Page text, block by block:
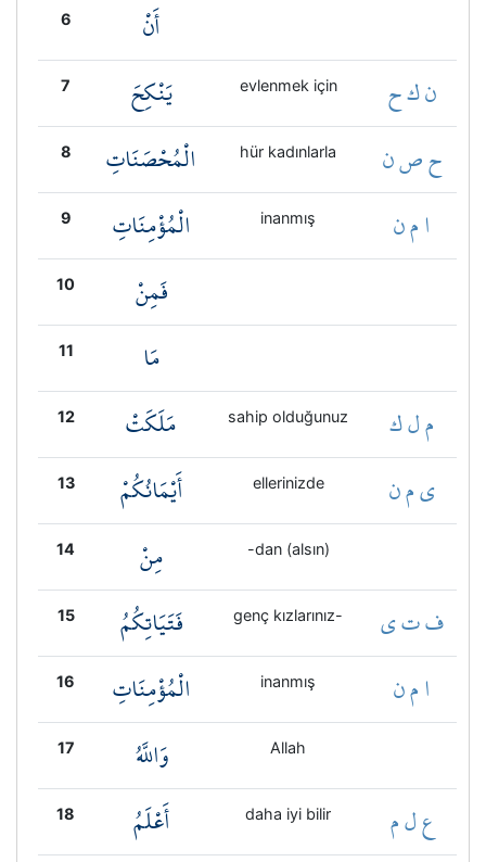
6 أَنْ
7 يَنْكِحَ evlenmek için ن ك ح
8 الْمُحْصَنَاتِ hür kadınlarla ح ص ن
9 الْمُؤْمِنَاتِ inanmış ا م ن
10 فَمِنْ
11 مَا
12 مَلَكَتْ sahip olduğunuz م ل ك
13 أَيْمَانُكُمْ ellerinizde ي م ن
14 مِنْ -dan (alsın)
15 فَتَيَاتِكُمُ genç kızlarınız- ف ت ي
16 الْمُؤْمِنَاتِ inanmış ا م ن
17 وَاللَّهُ Allah
18 أَعْلَمُ daha iyi bilir ع ل م